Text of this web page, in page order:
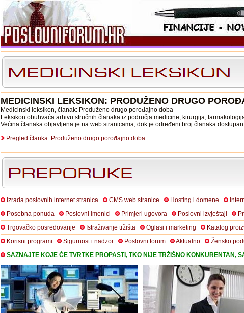
MEDICINSKI LEKSIKON: PRODUŽENO DRUGO
Medicinski leksikon, članak: Produženo drugo porođajno doba
Leksikon obuhvaća arhivu stručnih članaka iz područja medicine; kirurgija,
Većina članaka objavljena je na web stranicama, dok je određeni broj članaka
Pregled članka: Produženo drugo porođajno doba
Izrada poslovnih internet stranica CMS web stranice Hosting i domene
Posebna ponuda
Poslovni imenici Primjeri ugovora Poslovni izvještaji
Trgovačko posredovanje
Istraživanje tržišta Oglasi i marketing Katalog
Korisni programi
Sigurnost i nadzor Poslovni forum Aktualno Žensko
SAZNAJTE KOJE ĆE TVRTKE PROPASTI, TKO NIJE TRŽIŠNO KONKURENTAN,